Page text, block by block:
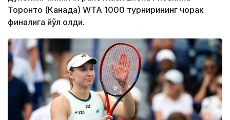
Торонто (Канада) WТА 1000 турнирининг чорак
финалига йўл олди.